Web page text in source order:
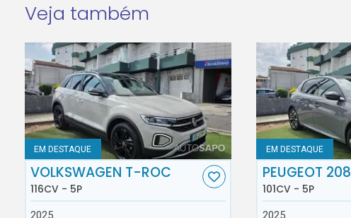
Veja também
EM DESTAQUE
VOLKSWAGEN T-ROC
116CV - 5P
2025
EM DESTAQUE
PEUGEOT 208
101CV - 5P
2025